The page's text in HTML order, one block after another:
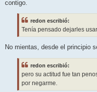
contigo.
redon escribió:
Tenía pensado dejarles
No mientas, desde el principio
redon escribió:
pero su actitud fue tan
por negarme.